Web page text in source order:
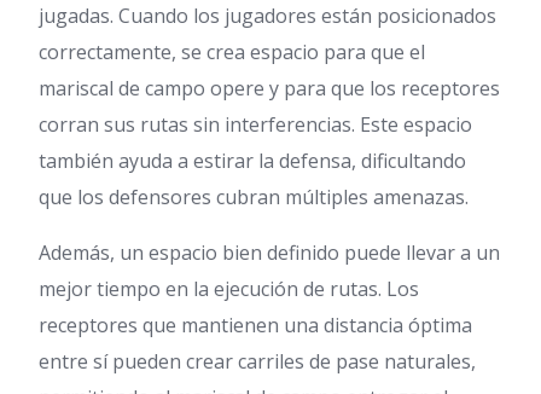
jugadas. Cuando los jugadores están posicionados
correctamente, se crea espacio para que el
mariscal de campo opere y para que los receptores
corran sus rutas sin interferencias. Este espacio
también ayuda a estirar la defensa, dificultando
que los defensores cubran múltiples amenazas.
Además, un espacio bien definido puede llevar a un
mejor tiempo en la ejecución de rutas. Los
receptores que mantienen una distancia óptima
entre sí pueden crear carriles de pase naturales,